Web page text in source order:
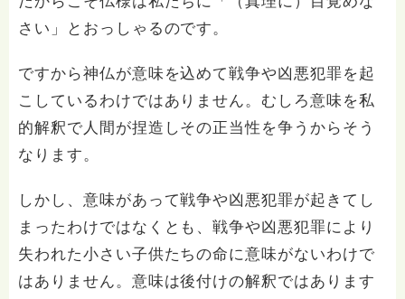
さい」とおっしゃるのです。
ですから神仏が意味を込めて戦争や凶悪犯罪を起
こしているわけではありません。むしろ意味を私
的解釈で人間が捏造しその正当性を争うからそう
なります。
しかし、意味があって戦争や凶悪犯罪が起きてし
まったわけではなくとも、戦争や凶悪犯罪により
失われた小さい子供たちの命に意味がないわけで
はありません。意味は後付けの解釈ではあります